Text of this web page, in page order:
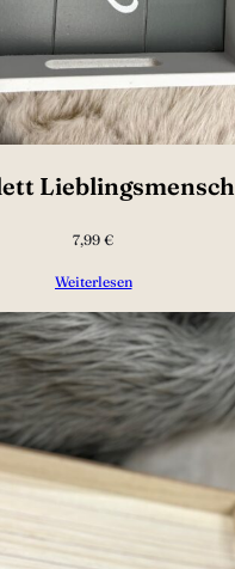
Lieblingsmensch
7,99 €
Weiterlesen